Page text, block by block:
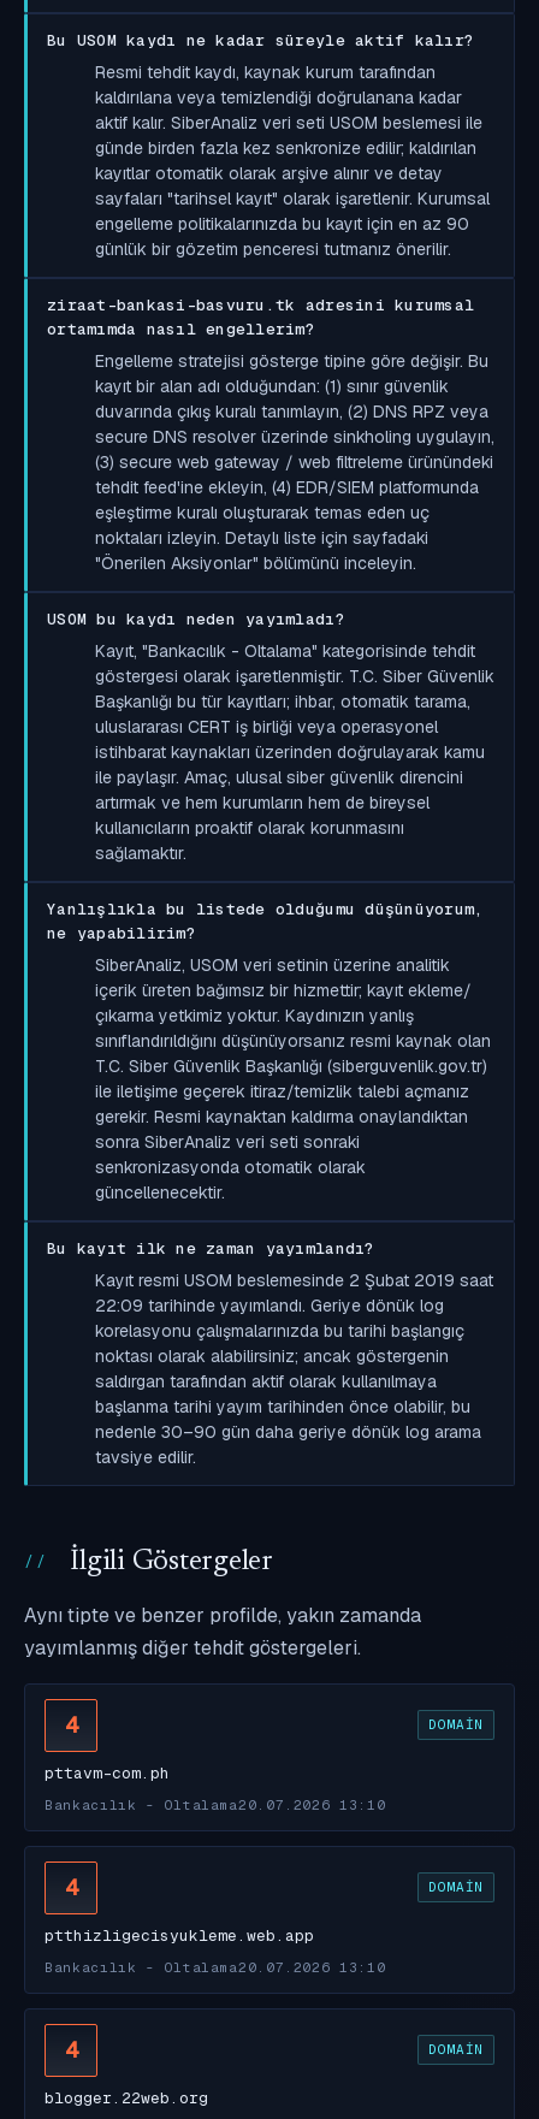
Bu USOM kaydı ne kadar süreyle aktif kalır?
Resmi tehdit kaydı, kaynak kurum tarafından
kaldırılana veya temizlendiği doğrulanana kadar
aktif kalır. SiberAnaliz veri seti USOM beslemesi ile
günde birden fazla kez senkronize edilir; kaldırılan
kayıtlar otomatik olarak arşive alınır ve detay
sayfaları "tarihsel kayıt" olarak işaretlenir. Kurumsal
engelleme politikalarınızda bu kayıt için en az 90
günlük bir gözetim penceresi tutmanız önerilir.
ziraat-bankasi-basvuru.tk adresini kurumsal
ortamımda nasıl engellerim?
Engelleme stratejisi gösterge tipine göre değişir. Bu
kayıt bir alan adı olduğundan: (1) sınır güvenlik
duvarında çıkış kuralı tanımlayın, (2) DNS RPZ veya
secure DNS resolver üzerinde sinkholing uygulayın,
(3) secure web gateway / web filtreleme ürünündeki
tehdit feed'ine ekleyin, (4) EDR/SIEM platformunda
eşleştirme kuralı oluşturarak temas eden uç
noktaları izleyin. Detaylı liste için sayfadaki
"Önerilen Aksiyonlar" bölümünü inceleyin.
USOM bu kaydı neden yayımladı?
Kayıt, "Bankacılık - Oltalama" kategorisinde tehdit
göstergesi olarak işaretlenmiştir. T.C. Siber Güvenlik
Başkanlığı bu tür kayıtları; ihbar, otomatik tarama,
uluslararası CERT iş birliği veya operasyonel
istihbarat kaynakları üzerinden doğrulayarak kamu
ile paylaşır. Amaç, ulusal siber güvenlik direncini
artırmak ve hem kurumların hem de bireysel
kullanıcıların proaktif olarak korunmasını
sağlamaktır.
Yanlışlıkla bu listede olduğumu düşünüyorum,
ne yapabilirim?
SiberAnaliz, USOM veri setinin üzerine analitik
içerik üreten bağımsız bir hizmettir; kayıt ekleme/
çıkarma yetkimiz yoktur. Kaydınızın yanlış
sınıflandırıldığını düşünüyorsanız resmi kaynak olan
T.C. Siber Güvenlik Başkanlığı (siberguvenlik.gov.tr)
ile iletişime geçerek itiraz/temizlik talebi açmanız
gerekir. Resmi kaynaktan kaldırma onaylandıktan
sonra SiberAnaliz veri seti sonraki
senkronizasyonda otomatik olarak
güncellenecektir.
Bu kayıt ilk ne zaman yayımlandı?
Kayıt resmi USOM beslemesinde 2 Şubat 2019 saat
22:09 tarihinde yayımlandı. Geriye dönük log
korelasyonu çalışmalarınızda bu tarihi başlangıç
noktası olarak alabilirsiniz; ancak göstergenin
saldırgan tarafından aktif olarak kullanılmaya
başlanma tarihi yayım tarihinden önce olabilir, bu
nedenle 30–90 gün daha geriye dönük log arama
tavsiye edilir.
İlgili Göstergeler
Aynı tipte ve benzer profilde, yakın zamanda
yayımlanmış diğer tehdit göstergeleri.
4 DOMAIN
pttavm-com.ph
Bankacılık - Oltalama20.07.2026 13:10
4 DOMAIN
ptthizligecisyukleme.web.app
Bankacılık - Oltalama20.07.2026 13:10
4 DOMAIN
blogger.22web.org